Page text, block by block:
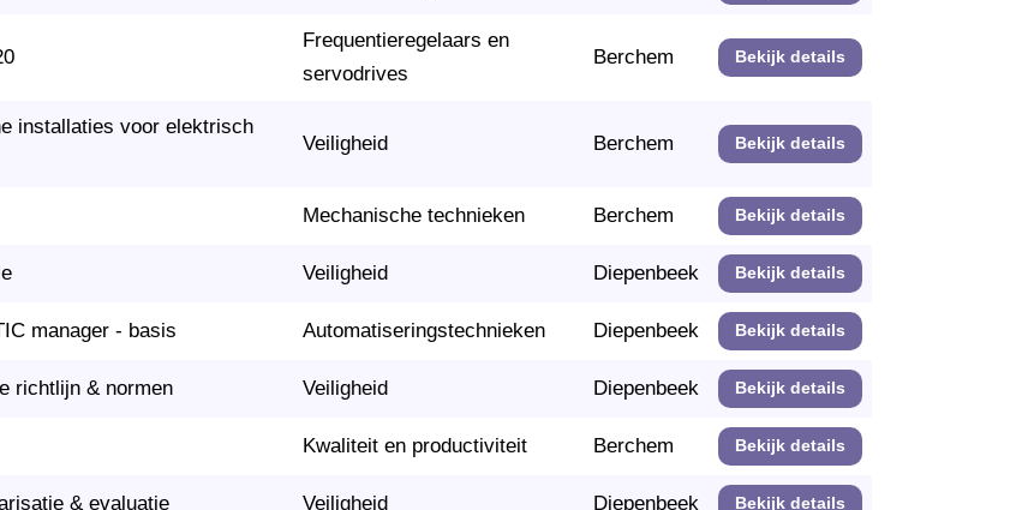
Frequentieregelaars en
servodrives
Berchem Bekijk details
installaties voor elektrisch
Veiligheid Berchem Bekijk details
Mechanische technieken Berchem Bekijk details
Veiligheid Diepenbeek Bekijk details
manager - basis Automatiseringstechnieken Diepenbeek Bekijk details
richtlijn & normen Veiligheid Diepenbeek Bekijk details
Kwaliteit en productiviteit Berchem Bekijk details
& evaluatie Veiligheid Diepenbeek Bekijk details